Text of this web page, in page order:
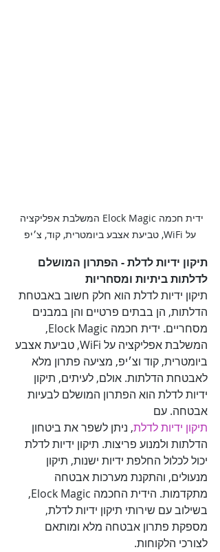
ידית חכמה Elock Magic המשלבת אפליקציה
על WiFi, טביעת אצבע ביומטרית, קוד, צ׳יפ
תיקון ידיות לדלת - הפתרון המושלם
לדלתות ביתיות ומסחריות
תיקון ידיות לדלת הוא חלק חשוב באבטחת
הדלתות, הן בבתים פרטיים והן במבנים
מסחריים. ידית חכמה Elock Magic,
המשלבת אפליקציה על WiFi, טביעת אצבע
ביומטרית, קוד וצ׳יפ, מציעה פתרון מלא
לאבטחת הדלתות. אולם, לעיתים, תיקון
ידיות לדלת הוא הפתרון המושלם לבעיות
אבטחה. עם
תיקון ידיות לדלת, ניתן לשפר את ביטחון
הדלתות ולמנוע פריצות. תיקון ידיות לדלת
יכול לכלול החלפת ידיות ישנות, תיקון
מנעולים, והתקנת מערכות אבטחה
מתקדמות. הידית החכמה Elock Magic,
בשילוב עם שירותי תיקון ידיות לדלת,
מספקת פתרון אבטחה מלא ומותאם
לצורכי הלקוחות.